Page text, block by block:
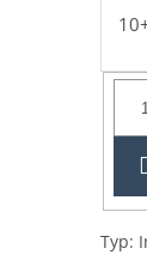
3+1ks
Typ: